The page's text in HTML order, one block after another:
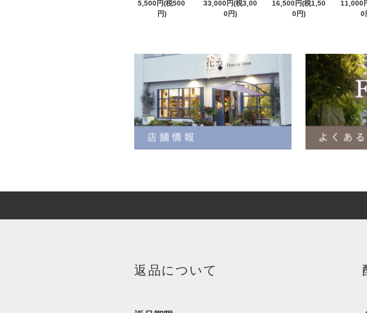
5,500円(税500
円)
33,000円(税3,00
0円)
16,500円(税1,50
0円)
11,000
0
返品について